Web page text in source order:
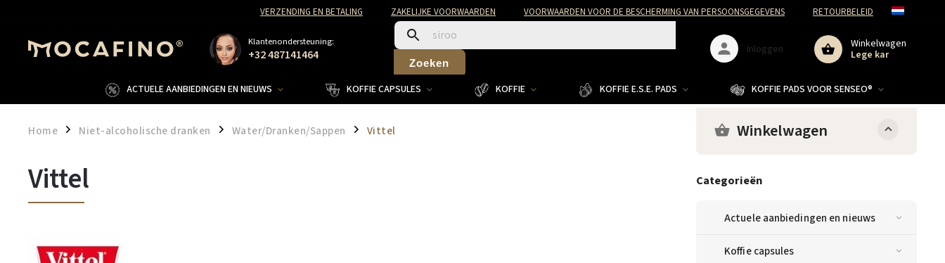
VERZENDING EN BETALING ZAKELIJKE VOORWAARDEN VOORWAARDEN VOOR DE BESCHERMING VAN PERSOONSGEGEVENS RETOURBELEID
Klantenondersteuning:
+32 487141464 Zoeken
Winkelwagen
Lege kar
Inloggen
ACTUELE AANBIEDINGEN EN NIEUWS KOFFIE CAPSULES KOFFIE KOFFIE E.S.E. PADS KOFFIE PADS VOOR SENSEO®
Home / Niet-alcoholische dranken / Water/Dranken/Sappen / Vittel Winkelwagen
Categorieën
Actuele aanbiedingen en nieuws
Koffie capsules
Vittel